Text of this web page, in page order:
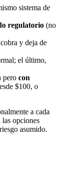
sistema de
regulatorio (no
y deja de
el último,
pero con
$100, o
a cada
opciones
asumido.